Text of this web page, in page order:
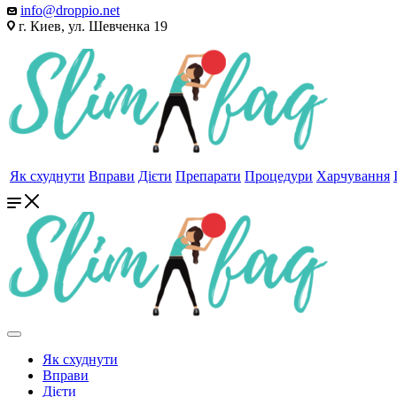
info@droppio.net
г. Киев, ул. Шевченка 19
Як схуднути Вправи Дієти Препарати Процедури Харчування
Як схуднути
Вправи
Дієти